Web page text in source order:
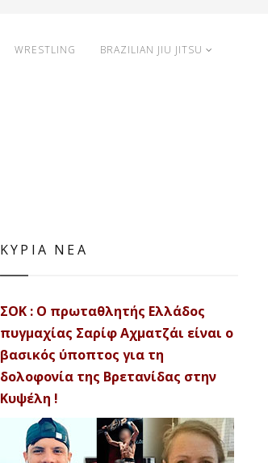
WRESTLING BRAZILIAN JIU JITSU
ΚΥΡΙΑ ΝΕΑ
ΣΟΚ : Ο πρωταθλητής Ελλάδος
πυγμαχίας Σαρίφ Αχματζάι είναι ο
βασικός ύποπτος για τη
δολοφονία της Βρετανίδας στην
Κυψέλη !